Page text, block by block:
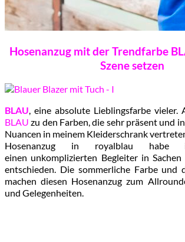
Hosenanzug mit der Trendfarbe
Szene setzen
BLAU, eine absolute Lieblingsfarbe vieler.
BLAU zu den Farben, die sehr präsent und
Nuancen in meinem Kleiderschrank
Hosenanzug in royalblau
einen unkomplizierten Begleiter in Sachen
entschieden. Die sommerliche Farbe und
machen diesen Hosenanzug zum
und Gelegenheiten.